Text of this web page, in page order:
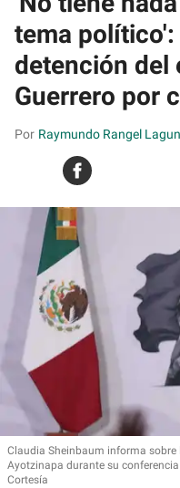
tema político':
detención del
Guerrero por
Raymundo Rangel
Claudia Sheinbaum informa
Ayotzinapa durante su
Cortesía